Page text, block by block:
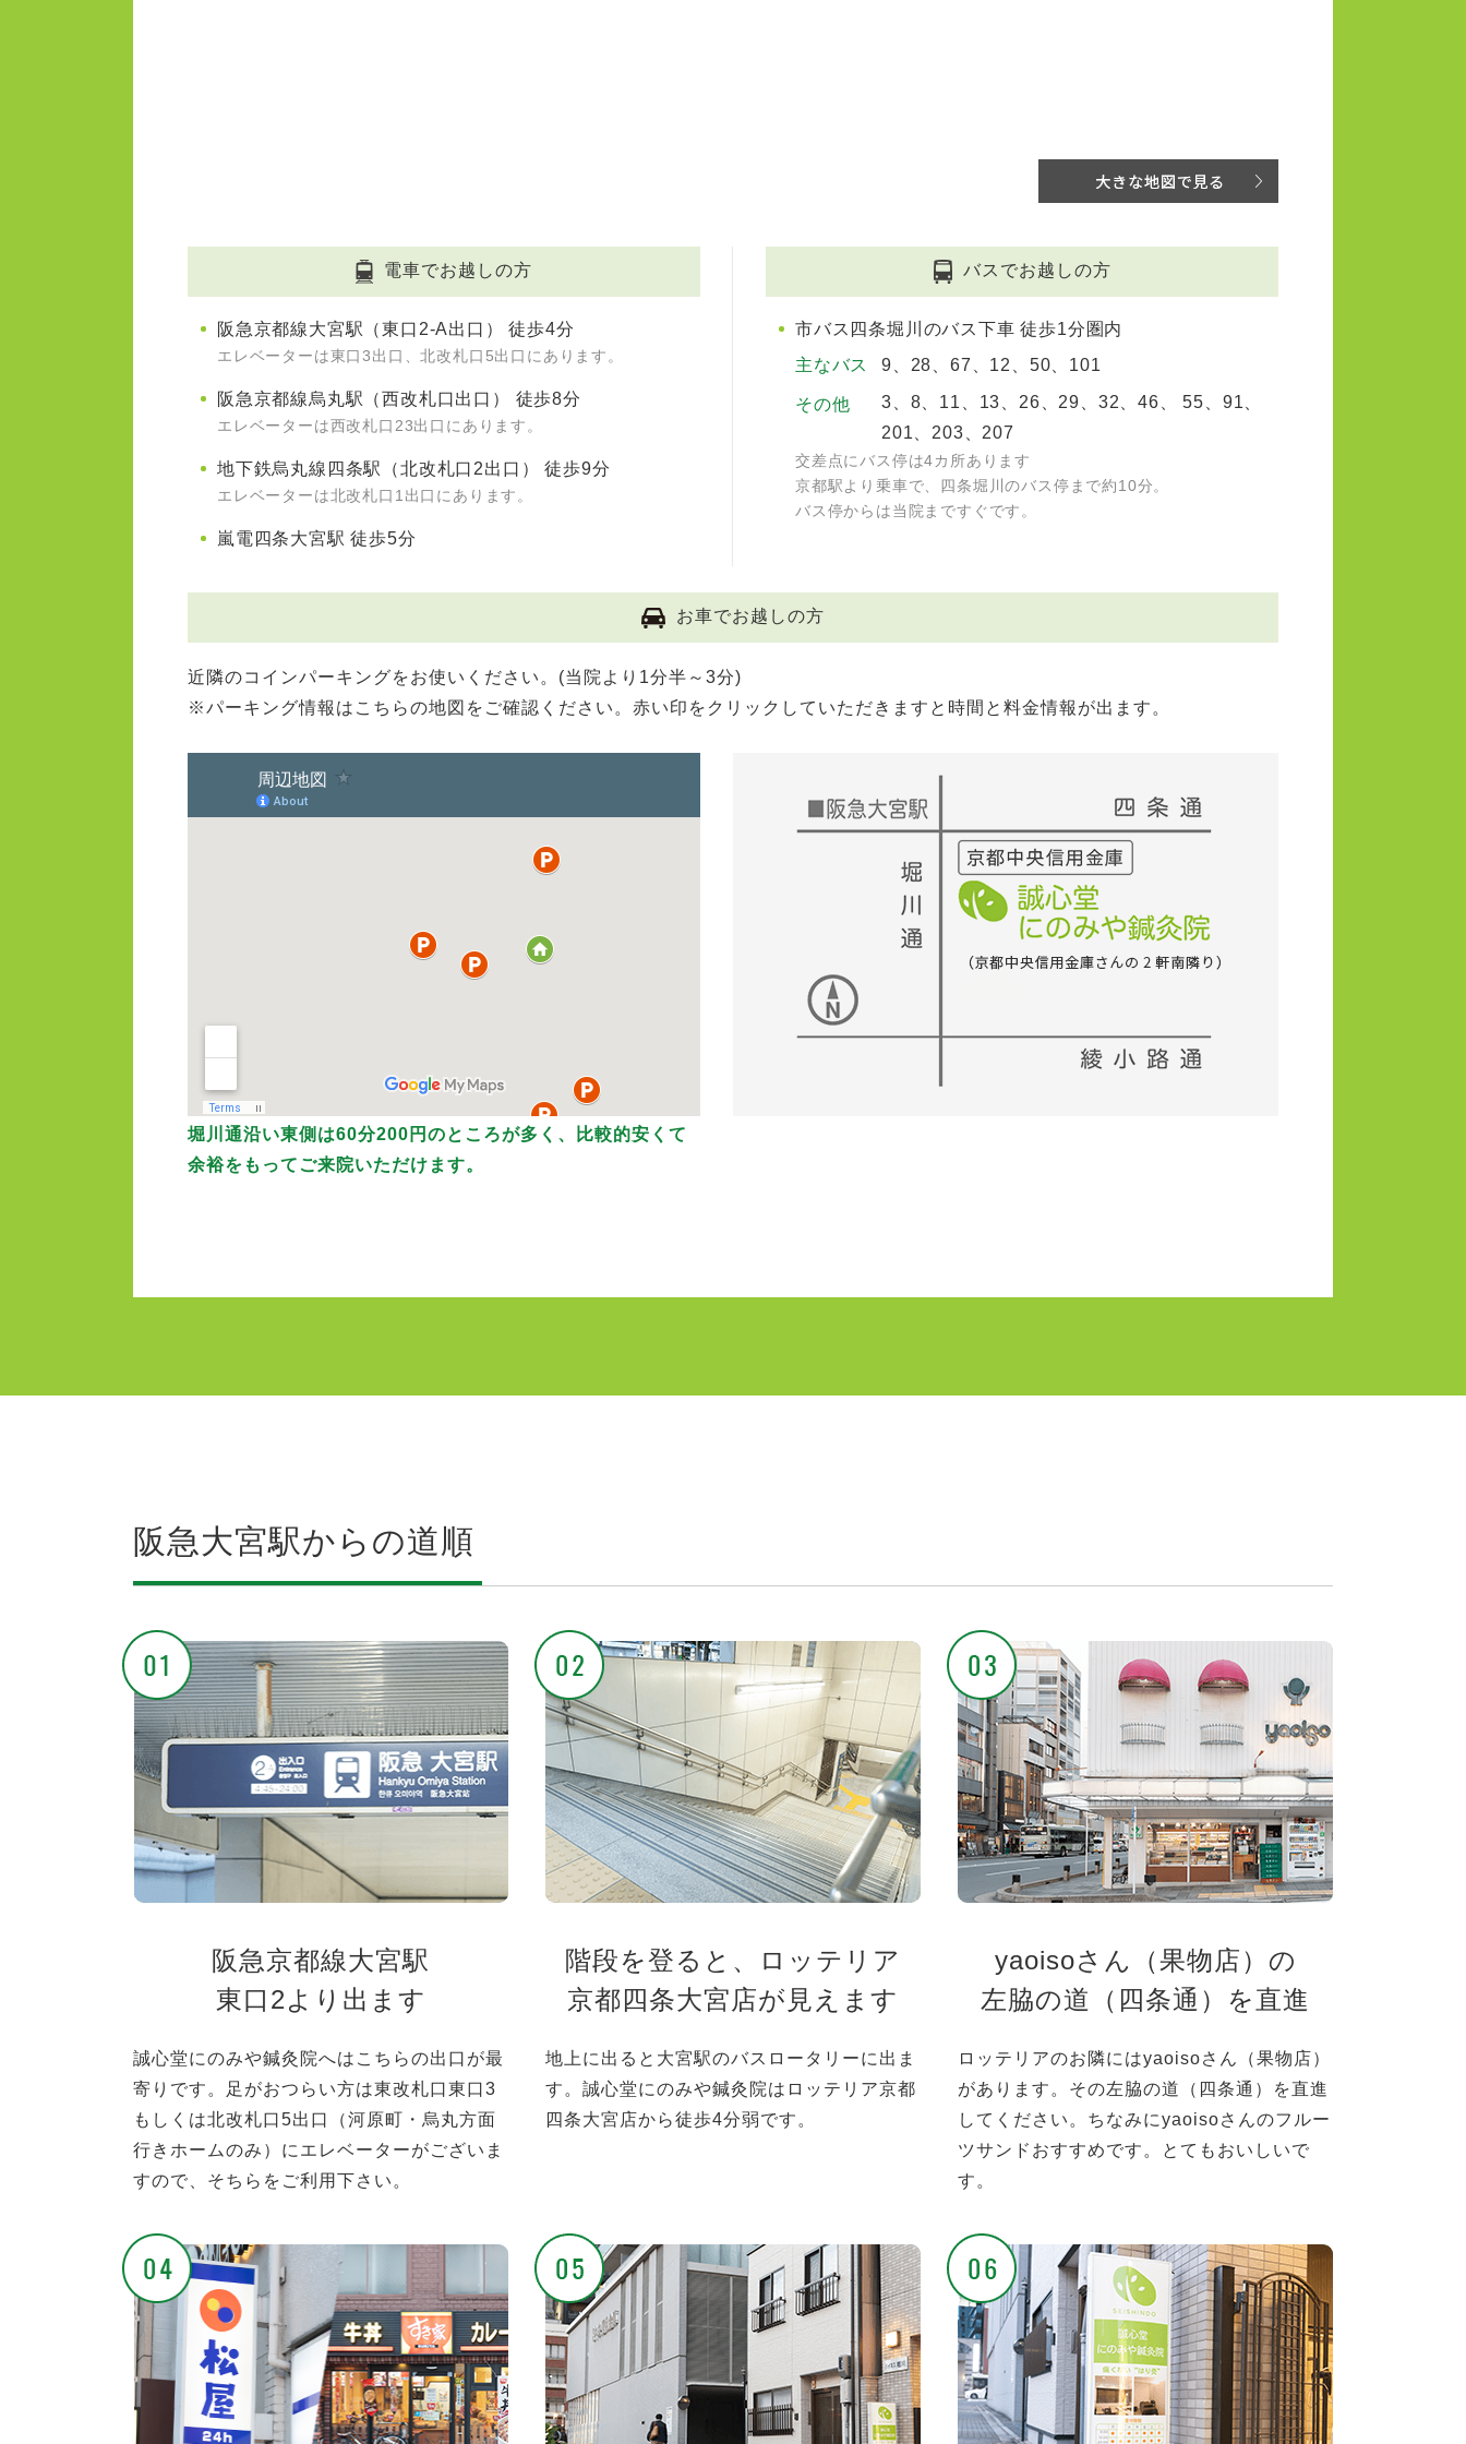
電車でお越しの方
阪急京都線大宮駅（東口2-A出口） 徒歩4分
エレベーターは東口3出口、北改札口5出口にあります。
阪急京都線烏丸駅（西改札口出口） 徒歩8分
エレベーターは西改札口23出口にあります。
地下鉄烏丸線四条駅（北改札口2出口） 徒歩9分
エレベーターは北改札口1出口にあります。
嵐電四条大宮駅 徒歩5分
バスでお越しの方
市バス四条堀川のバス下車 徒歩1分圏内
主なバス
9、28、67、12、50、101
その他
3、8、11、13、26、29、32、46、 55、91、
201、203、207
交差点にバス停は4カ所あります
京都駅より乗車で、四条堀川のバス停まで約10分。
バス停からは当院まですぐです。
お車でお越しの方
近隣のコインパーキングをお使いください。(当院より1分半～3分)
※パーキング情報はこちらの地図をご確認ください。赤い印をクリックしていただきますと時間と料金情報が出ます。
堀川通沿い東側は60分200円のところが多く、比較的安くて
余裕をもってご来院いただけます。
阪急大宮駅からの道順
阪急京都線大宮駅
東口2より出ます
誠心堂にのみや鍼灸院へはこちらの出口が最
寄りです。足がおつらい方は東改札口東口3
もしくは北改札口5出口（河原町・烏丸方面
行きホームのみ）にエレベーターがございま
すので、そちらをご利用下さい。
階段を登ると、ロッテリア
京都四条大宮店が見えます
地上に出ると大宮駅のバスロータリーに出ま
す。誠心堂にのみや鍼灸院はロッテリア京都
四条大宮店から徒歩4分弱です。
yaoisoさん（果物店）の
左脇の道（四条通）を直進
ロッテリアのお隣にはyaoisoさん（果物店）
があります。その左脇の道（四条通）を直進
してください。ちなみにyaoisoさんのフルー
ツサンドおすすめです。とてもおいしいで
す。